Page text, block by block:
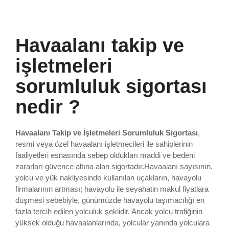
Havaalanı takip ve
işletmeleri
sorumluluk sigortası
nedir ?
Havaalanı Takip ve İşletmeleri Sorumluluk Sigortası,
resmi veya özel havaalanı işletmecileri ile sahiplerinin
faaliyetleri esnasında sebep oldukları maddi ve bedeni
zararları güvence altına alan sigortadır.Havaalanı sayısının,
yolcu ve yük nakliyesinde kullanılan uçakların, havayolu
firmalarının artması; havayolu ile seyahatin makul fiyatlara
düşmesi sebebiyle, günümüzde havayolu taşımacılığı en
fazla tercih edilen yolculuk şeklidir. Ancak yolcu trafiğinin
yüksek olduğu havaalanlarında, yolcular yanında yolculara